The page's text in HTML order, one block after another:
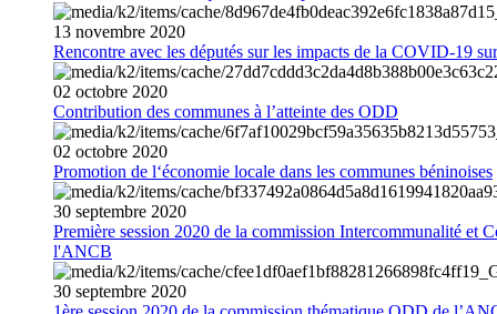
13 novembre 2020
Rencontre avec les députés sur les impacts de la COVID-19
02 octobre 2020
Contribution des communes à l’atteinte des ODD
02 octobre 2020
Promotion de l‘économie locale dans les communes béninoises
30 septembre 2020
Première session 2020 de la commission Intercommunalité et
l'ANCB
30 septembre 2020